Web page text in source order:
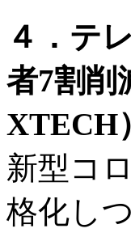
４．テ
者7割
XTECH
新型コ
格化し